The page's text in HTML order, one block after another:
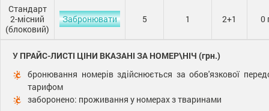
Стандарт
2-місний
(блоковий)
Забронювати 5 1 2+1 0
У ПРАЙС-ЛИСТІ ЦІНИ ВКАЗАНІ ЗА НОМЕР\НІЧ (грн.)
бронювання номерів здійснюється за обов'язкової
тарифом
заборонено: проживання у номерах з тваринами